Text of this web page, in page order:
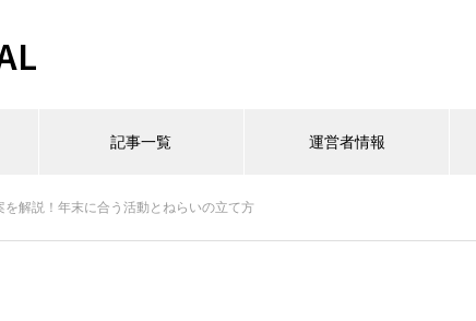
記事一覧 運営者情報
解説！年末に合う活動とねらいの立て方